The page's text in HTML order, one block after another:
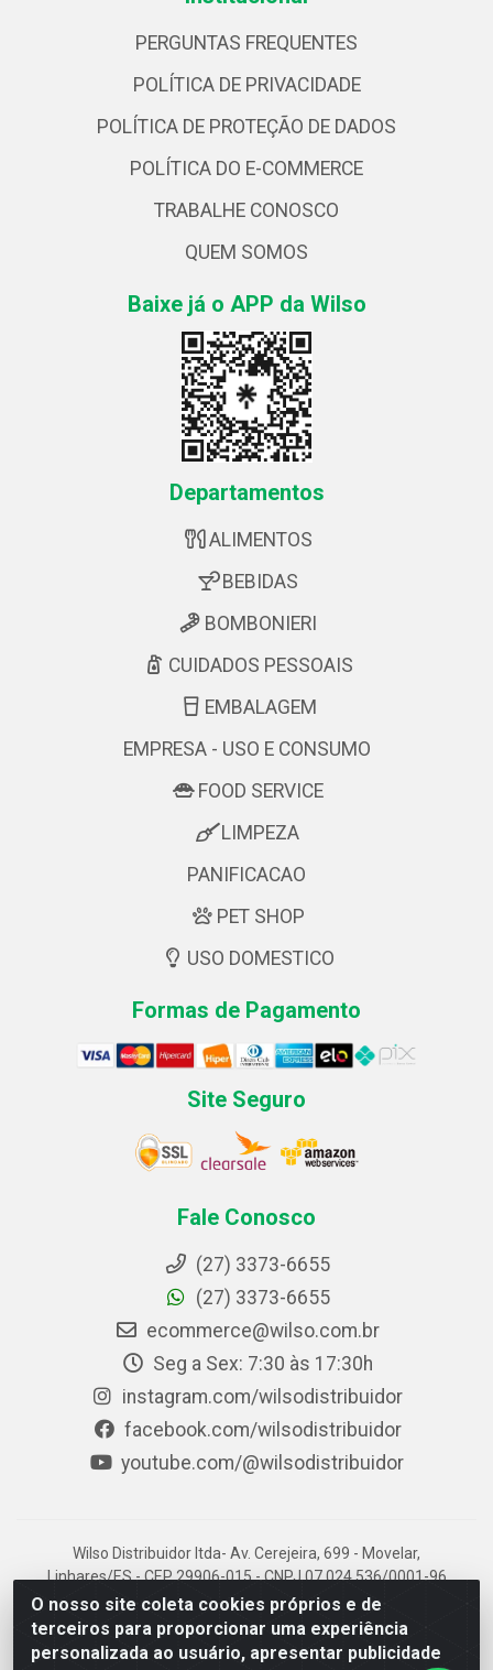
O nosso site coleta cookies próprios e de
terceiros para proporcionar uma experiência
personalizada ao usuário, apresentar publicidade
PERGUNTAS FREQUENTES
POLÍTICA DE PRIVACIDADE
POLÍTICA DE PROTEÇÃO DE DADOS
POLÍTICA DO E-COMMERCE
TRABALHE CONOSCO
QUEM SOMOS
Baixe já o APP da Wilso
Departamentos
ALIMENTOS
BEBIDAS
BOMBONIERI
CUIDADOS PESSOAIS
EMBALAGEM
EMPRESA - USO E CONSUMO
FOOD SERVICE
LIMPEZA
PANIFICACAO
PET SHOP
USO DOMESTICO
Formas de Pagamento
Site Seguro
Fale Conosco
(27) 3373-6655
(27) 3373-6655
ecommerce@wilso.com.br
Seg a Sex: 7:30 às 17:30h
instagram.com/wilsodistribuidor
facebook.com/wilsodistribuidor
youtube.com/@wilsodistribuidor
Wilso Distribuidor ltda- Av. Cerejeira, 699 - Movelar,
Linhares/ES - CEP 29906-015 - CNPJ 07.024.536/0001-96